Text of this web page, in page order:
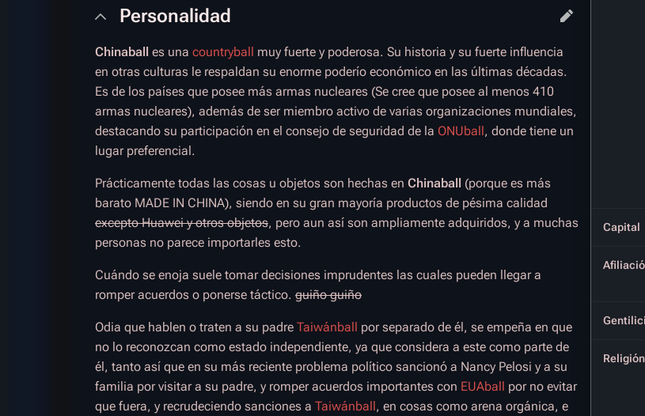
Capital
Religión
Personalidad
Chinaball es una countryball
muy fuerte y poderosa. Su historia y su fuerte influencia
en otras culturas le respaldan su enorme poderío económico en las últimas décadas.
Es de los países que posee más armas nucleares (Se cree que posee al menos 410
armas nucleares), además de ser miembro activo de varias organizaciones mundiales,
destacando su participación en el consejo de seguridad de la ONUball , donde tiene un
lugar preferencial.
Prácticamente todas las cosas u objetos son hechas en Chinaball
(porque es más
barato MADE IN CHINA), siendo en su gran mayoría productos de pésima calidad
excepto Huawei y otros objetos, pero aun así son ampliamente adquiridos, y a muchas
personas no parece importarles esto.
Cuándo se enoja suele tomar decisiones imprudentes las cuales pueden llegar a
romper acuerdos o ponerse táctico. guiño guiño
Odia que hablen o traten a su padre Taiwánball
por separado de él, se empeña en que
no lo reconozcan como estado independiente, ya que considera a este como parte de
él, tanto así que en su más reciente problema político sancionó a Nancy Pelosi y a su
familia por visitar a su padre, y romper acuerdos importantes con EUAball
por no evitar
que fuera, y recrudeciendo sanciones a Taiwánball , en cosas como arena orgánica, e